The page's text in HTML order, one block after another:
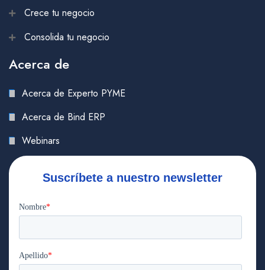
Crece tu negocio
Consolida tu negocio
Acerca de
Acerca de Experto PYME
Acerca de Bind ERP
Webinars
Suscríbete a nuestro newsletter